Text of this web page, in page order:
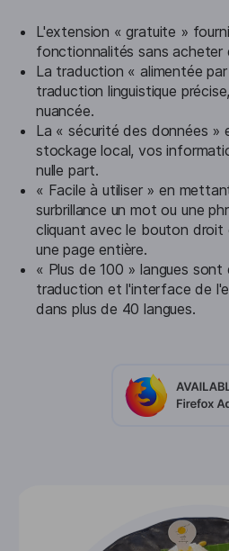
L'extension « gratuite »
fonctionnalités sans acheter
La traduction « alimentée
traduction linguistique
nuancée.
La « sécurité des données »
stockage local, vos
nulle part.
« Facile à utiliser » en
surbrillance un mot ou une
cliquant avec le bouton droit
une page entière.
« Plus de 100 » langues sont
traduction et l'interface de
dans plus de 40 langues.